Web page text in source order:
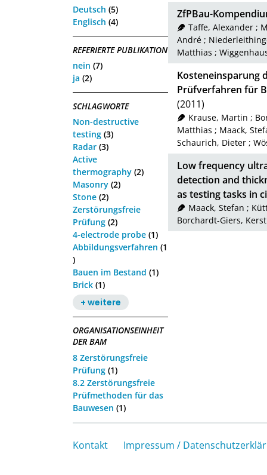
Deutsch (5)
Englisch (4)
REFERIERTE PUBLIKATION
nein (7)
ja (2)
SCHLAGWORTE
Non-destructive
testing (3)
Radar (3)
Active
thermography (2)
Masonry (2)
Stone (2)
Zerstörungsfreie
Prüfung (2)
4-electrode probe (1)
Abbildungsverfahren (1
)
Bauen im Bestand (1)
Brick (1)
+ weitere
ORGANISATIONSEINHEIT
DER BAM
8 Zerstörungsfreie
Prüfung (1)
8.2 Zerstörungsfreie
Prüfmethoden für das
Bauwesen (1)
ZfPBau-
Taffe, Alexander;
André ;
Matthias ;
Kosteneinsparung
Prüfverfahren für
(2011)
Krause, Martin ;
Matthias ; Maack,
Schaurich, Dieter ;
Low frequency
detection and
as testing tasks in
Maack, Stefan ;
Borchardt-Giers,
Kontakt Impressum /